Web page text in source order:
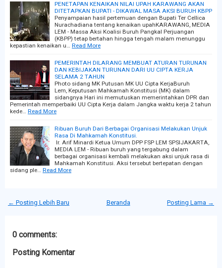
PENETAPAN KENAIKAN NILAI UPAH KARAWANG AKAN
DITETAPKAN BUPATI - DIKAWAL MASA AKSI BURUH KBPP
Penyampaian hasil pertemuan dengan Bupati Ter Cellica
Nurachadiana tentang kenaikan upahKARAWANG, MEDIA
LEM - Massa Aksi Koalisi Buruh Pangkal Perjuangan
(KBPP) tetap bertahan hingga tengah malam menunggu
kepastian kenaikan u… Read More
PEMERINTAH DILARANG MEMBUAT ATURAN TURUNAN
DAN KEBIJAKAN TURUNAN DARI UU CIPTA KERJA
SELAMA 2 TAHUN
Photo sidang MK Putusan MK UU Cipta KerjaBuruh
Lem, Keputusan Mahkamah Konstitusi (MK) dalam
sidangnya Hari ini memutuskan memerintahkan DPR dan
Pemerintah memperbaiki UU Cipta Kerja dalam Jangka waktu kerja 2 tahun
kede… Read More
Ribuan Buruh Dari Berbagai Organisasi Melakukan Unjuk
Rasa Di Mahkamah Konstitusi.
Ir. Arif Minardi Ketua Umum DPP FSP LEM SPSIJAKARTA,
MEDIA LEM - Ribuan buruh yang tergabung dalam
berbagai organisasi kembali melakukan aksi unjuk rasa di
Mahkamah Konstitusi. Aksi tersebut bertepatan dengan
sidang ple… Read More
← Posting Lebih Baru Posting Lama →
Beranda
0 comments:
Posting Komentar